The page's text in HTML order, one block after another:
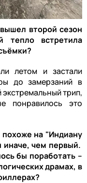
второй сезон
тепло встретила
летом и застали
до замерзаний в
экстремальный трип,
понравилось это
на "Индиану
иначе, чем первый.
бы поработать –
драмах, в